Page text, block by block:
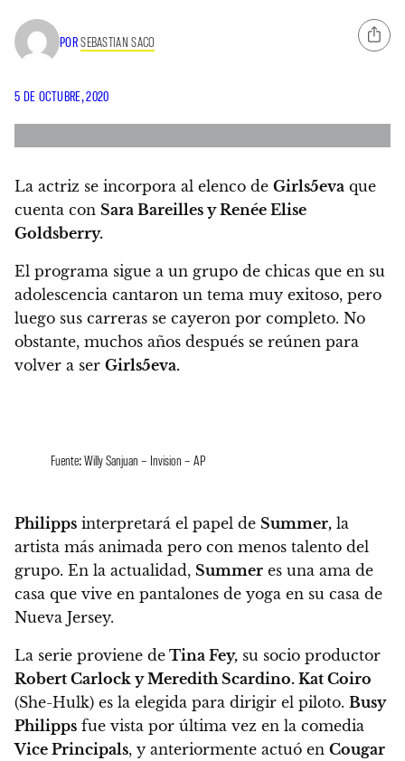
PORSEBASTIAN SACO
5 DE OCTUBRE, 2020
La actriz se incorpora al elenco de Girls5eva que
cuenta con Sara Bareilles y Renée Elise
Goldsberry.
El programa sigue a un grupo de chicas que en su
adolescencia cantaron un tema muy exitoso, pero
luego sus carreras se cayeron por completo. No
obstante, muchos años después se reúnen para
volver a ser Girls5eva.
Fuente: Willy Sanjuan – Invision – AP
Philipps interpretará el papel de Summer, la
artista más animada pero con menos talento del
grupo. En la actualidad, Summer es una ama de
casa que vive en pantalones de yoga en su casa de
Nueva Jersey.
La serie proviene de Tina Fey, su socio productor
Robert Carlock y Meredith Scardino. Kat Coiro
(She-Hulk) es la elegida para dirigir el piloto. Busy
Philipps fue vista por última vez en la comedia
Vice Principals, y anteriormente actuó en Cougar